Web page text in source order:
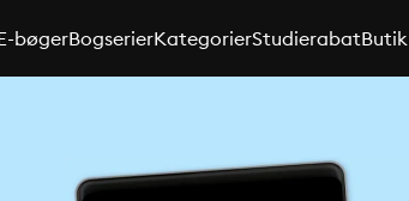
bøgerBogserierKategorierStudierabatButik